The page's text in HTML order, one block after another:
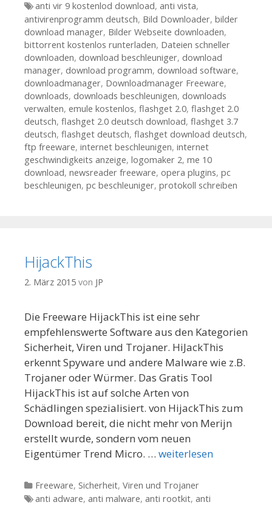
Tags
anti vir 9 kostenlod download, anti vista,
antivirenprogramm deutsch, Bild Downloader, bilder
download manager, Bilder Webseite downloaden,
bittorrent kostenlos runterladen, Dateien schneller
downloaden, download beschleuniger, download
manager, download programm, download software,
downloadmanager, Downloadmanager Freeware,
downloads, downloads beschleunigen, downloads
verwalten, emule kostenlos, flashget 2.0, flashget 2.0
deutsch, flashget 2.0 deutsch download, flashget 3.7
deutsch, flashget deutsch, flashget download deutsch,
ftp freeware, internet beschleunigen, internet
geschwindigkeits anzeige, logomaker 2, me 10
download, newsreader freeware, opera plugins, pc
beschleunigen, pc beschleuniger, protokoll schreiben
HijackThis
2. März 2015 von JP
Die Freeware HijackThis ist eine sehr
empfehlenswerte Software aus den Kategorien
Sicherheit, Viren und Trojaner. HiJackThis
erkennt Spyware und andere Malware wie z.B.
Trojaner oder Würmer. Das Gratis Tool
HijackThis ist auf solche Arten von
Schädlingen spezialisiert. von HijackThis zum
Download bereit, die nicht mehr von Merijn
erstellt wurde, sondern vom neuen
Eigentümer Trend Micro. … weiterlesen
Kategorien
Freeware, Sicherheit, Viren und Trojaner
Tags
anti adware, anti malware, anti rootkit, anti